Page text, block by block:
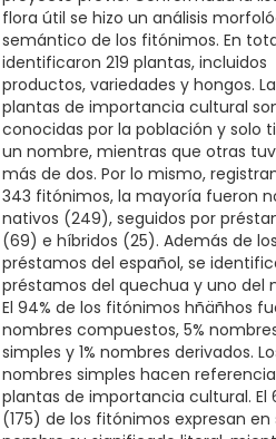
flora útil se hizo un análisis
semántico de los fitónimos. En
identificaron 219 plantas, incluidos
productos, variedades y hongos.
plantas de importancia cultural
conocidas por la población y solo
un nombre, mientras que otras
más de dos. Por lo mismo,
343 fitónimos, la mayoría fueron
nativos (249), seguidos por
(69) e híbridos (25). Además de
préstamos del español, se
préstamos del quechua y uno del
El 94% de los fitónimos hñäñhos
nombres compuestos, 5%
simples y 1% nombres derivados.
nombres simples hacen
plantas de importancia cultural. El
(175) de los fitónimos expresan en